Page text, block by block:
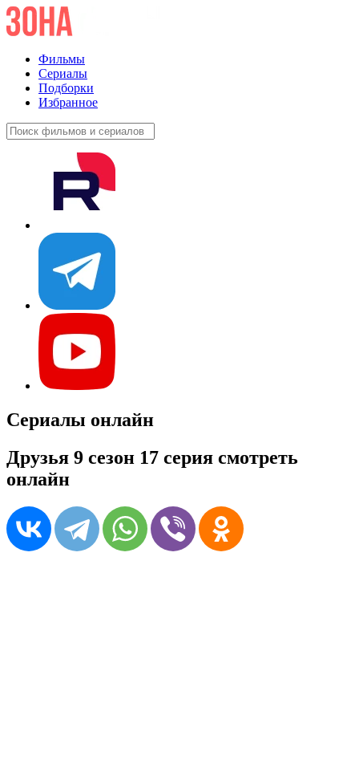
Фильмы
Сериалы
Подборки
Избранное
Сериалы онлайн
Друзья 9 сезон 17 серия смотреть
онлайн